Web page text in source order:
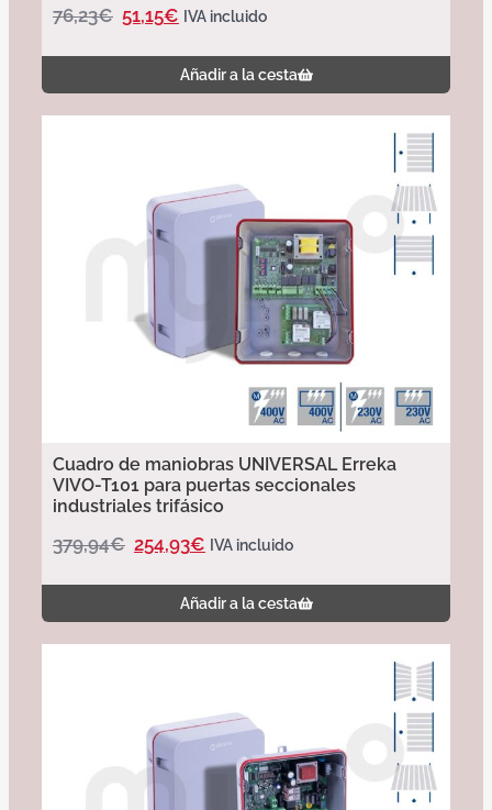
76,23€ 51,15€ IVA incluido
Añadir a la cesta
Cuadro de maniobras UNIVERSAL Erreka
VIVO-T101 para puertas seccionales
industriales trifásico
379,94€ 254,93€ IVA incluido
Añadir a la cesta